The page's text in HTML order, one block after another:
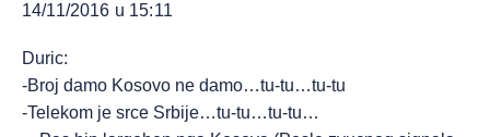
14/11/2016 u 15:11
Duric:
-Broj damo Kosovo ne damo…tu-tu…tu-tu
-Telekom je srce Srbije…tu-tu…tu-tu…